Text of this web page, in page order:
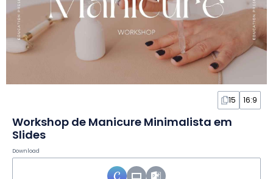
15 16:9
Workshop de Manicure Minimalista em
Slides
Download